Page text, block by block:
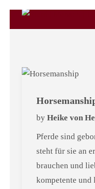
by Heike von
Pferde sind
steht für sie an
brauchen und
kompetente und